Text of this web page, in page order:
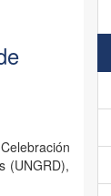
(UNGRD),